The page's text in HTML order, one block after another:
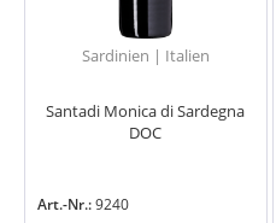
Sardinien | Italien
Santadi Monica di Sardegna
DOC
Art.-Nr.:9240